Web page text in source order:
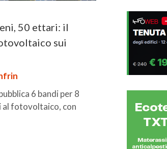
50 ettari: il
sui
6 bandi per 8
fotovoltaico, con